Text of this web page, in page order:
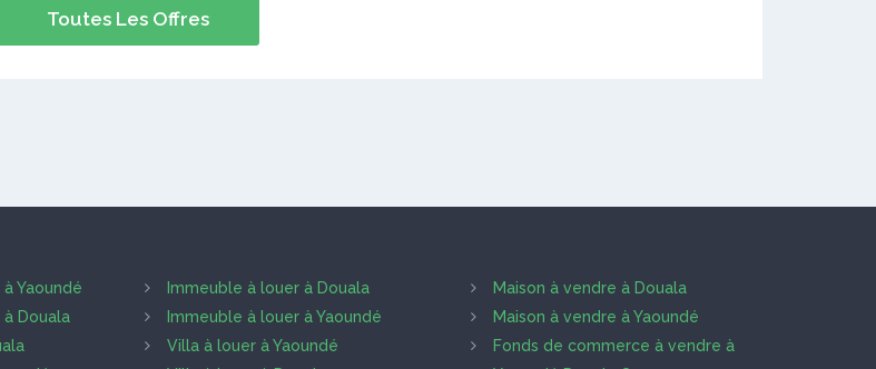
Toutes Les Offres
Yaoundé
Douala
Immeuble à louer à Douala
Immeuble à louer à Yaoundé
Villa à louer à Yaoundé
Maison à vendre à Douala
Maison à vendre à Yaoundé
Fonds de commerce à vendre à